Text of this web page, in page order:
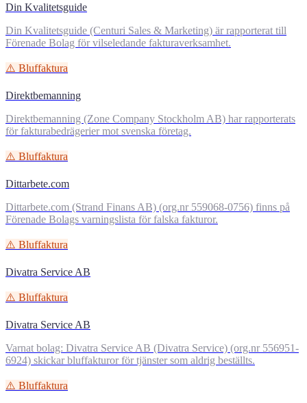
Din Kvalitetsguide
Din Kvalitetsguide (Centuri Sales & Marketing) är rapporterat till
Förenade Bolag för vilseledande fakturaverksamhet.
⚠️ Bluffaktura
Direktbemanning
Direktbemanning (Zone Company Stockholm AB) har rapporterats
för fakturabedrägerier mot svenska företag.
⚠️ Bluffaktura
Dittarbete.com
Dittarbete.com (Strand Finans AB) (org.nr 559068-0756) finns på
Förenade Bolags varningslista för falska fakturor.
⚠️ Bluffaktura
Divatra Service AB
⚠️ Bluffaktura
Divatra Service AB
Varnat bolag: Divatra Service AB (Divatra Service) (org.nr 556951-
6924) skickar bluffakturor för tjänster som aldrig beställts.
⚠️ Bluffaktura